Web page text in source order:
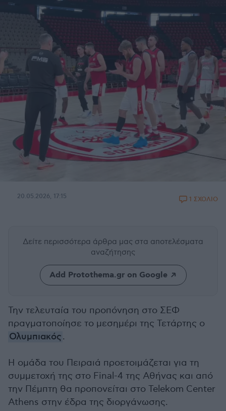
20.05.2026, 17:15 1 ΣΧΟΛΙΟ
Δείτε περισσότερα άρθρα μας στα αποτελέσματα
αναζήτησης
Add Protothema.gr on Google
Την τελευταία του προπόνηση στο ΣΕΦ
πραγματοποίησε το μεσημέρι της Τετάρτης ο
Ολυμπιακός.
Η ομάδα του Πειραιά προετοιμάζεται για τη
συμμετοχή της στο Final-4 της Αθήνας και από
την Πέμπτη θα προπονείται στο Telekom Center
Athens στην έδρα της διοργάνωσης.